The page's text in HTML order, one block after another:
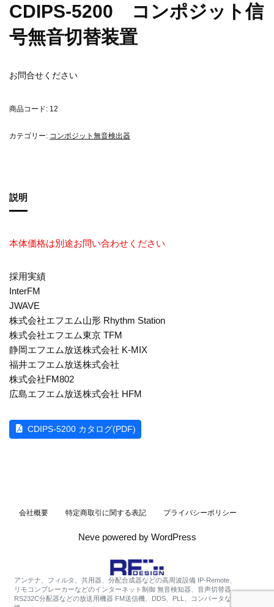
CDIPS-5200 コンポジット信
号無音切替装置
お問合せください
商品コード: 12
カテゴリー: コンポジット無音検出器
説明
本体価格は別途お問い合わせください
採用実績
InterFM
JWAVE
株式会社エフエム山形 Rhythm Station
株式会社エフエム東京 TFM
静岡エフエム放送株式会社 K-MIX
福井エフエム放送株式会社
株式会社FM802
広島エフエム放送株式会社 HFM
CDIPS-5200 カタログ(PDF)
会社概要 特定商取引に関する表記 プライバシーポリシー
Nevepowered by WordPress
アンテナ、フィルタ、共用器、分配合成器などの高周波設備 IP-Remote、
リモコンブレーカーなどのインターネット制御無音検知器、音声切替器、
RS232C分配器などの放送用機器 FM送信機、DDS、PLL、コンバータなどのRF回